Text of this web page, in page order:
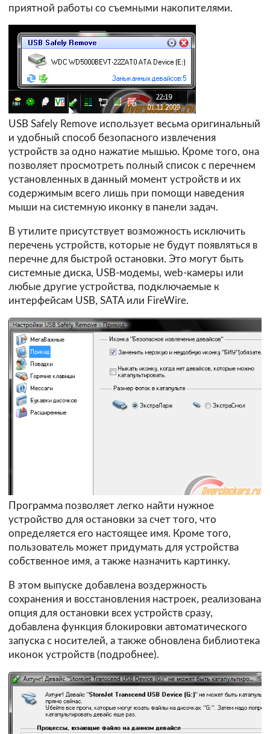
приятной работы со съемными накопителями.
USB Safely Remove использует весьма оригинальный
и удобный способ безопасного извлечения
устройств за одно нажатие мышью. Кроме того, она
позволяет просмотреть полный список с перечнем
установленных в данный момент устройств и их
содержимым всего лишь при помощи наведения
мыши на системную иконку в панели задач.
В утилите присутствует возможность исключить
перечень устройств, которые не будут появляться в
перечне для быстрой остановки. Это могут быть
системные диска, USB-модемы, web-камеры или
любые другие устройства, подключаемые к
интерфейсам USB, SATA или FireWire.
Программа позволяет легко найти нужное
устройство для остановки за счет того, что
определяется его настоящее имя. Кроме того,
пользователь может придумать для устройства
собственное имя, а также назначить картинку.
В этом выпуске добавлена воздержность
сохранения и восстановления настроек, реализована
опция для остановки всех устройств сразу,
добавлена функция блокировки автоматического
запуска с носителей, а также обновлена библиотека
иконок устройств (подробнее).